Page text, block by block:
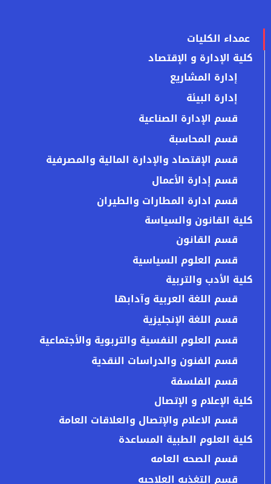
عمداء الكليات
كلية الإدارة و الإقتصاد
إدارة المشاريع
إدارة البيئة
قسم الإدارة الصناعية
قسم المحاسبة
قسم الإقتصاد والإدارة المالية والمصرفية
قسم إدارة الأعمال
قسم ادارة المطارات والطيران
كلية القانون والسياسة
قسم القانون
قسم العلوم السياسية
كلية الأدب والتربية
قسم اللغة العربية وآدابها
قسم اللغة الإنجليزية
قسم العلوم النفسية والتربوية والأجتماعية
قسم الفنون والدراسات النقدية
قسم الفلسفة
كلية الإعلام و الإتصال
قسم الاعلام والإتصال والعلاقات العامة
كلية العلوم الطبية المساعدة
قسم الصحه العامه
قسم التغذيه العلاجيه